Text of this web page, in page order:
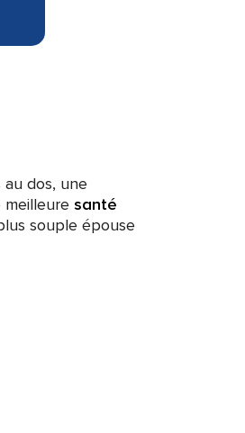
dos, une
santé
souple épouse